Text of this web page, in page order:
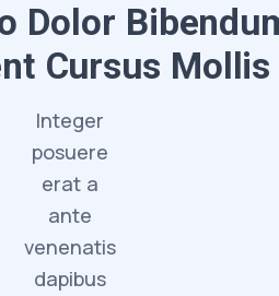
Dolor
Cursus Mollis
Integer
posuere
erat a
ante
venenatis
dapibus